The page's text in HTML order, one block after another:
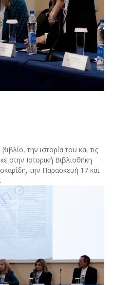
την ιστορία του και τις
στην Ιστορική Βιβλιοθήκη
την Παρασκευή 17 και